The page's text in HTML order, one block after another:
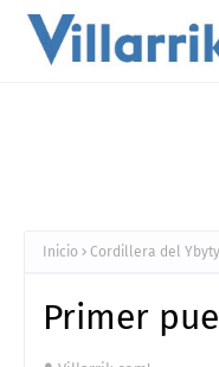
Inicio Cordillera del
Primer